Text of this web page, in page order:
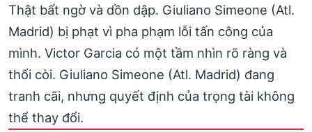
Thật bất ngờ và dồn dập. Giuliano Simeone (Atl.
Madrid) bị phạt vì pha phạm lỗi tấn công của
mình. Victor Garcia có một tầm nhìn rõ ràng và
thổi còi. Giuliano Simeone (Atl. Madrid) đang
tranh cãi, nhưng quyết định của trọng tài không
thể thay đổi.